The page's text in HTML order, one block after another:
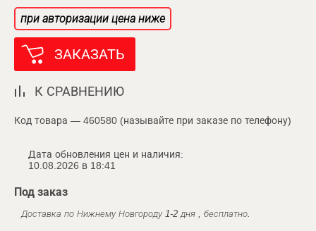
при авторизации цена ниже
ЗАКАЗАТЬ
К СРАВНЕНИЮ
Код товара — 460580 (называйте при заказе по телефону)
Дата обновления цен и наличия:
10.08.2026 в 18:41
Под заказ
Доставка по Нижнему Новгороду 1-2 дня , бесплатно.